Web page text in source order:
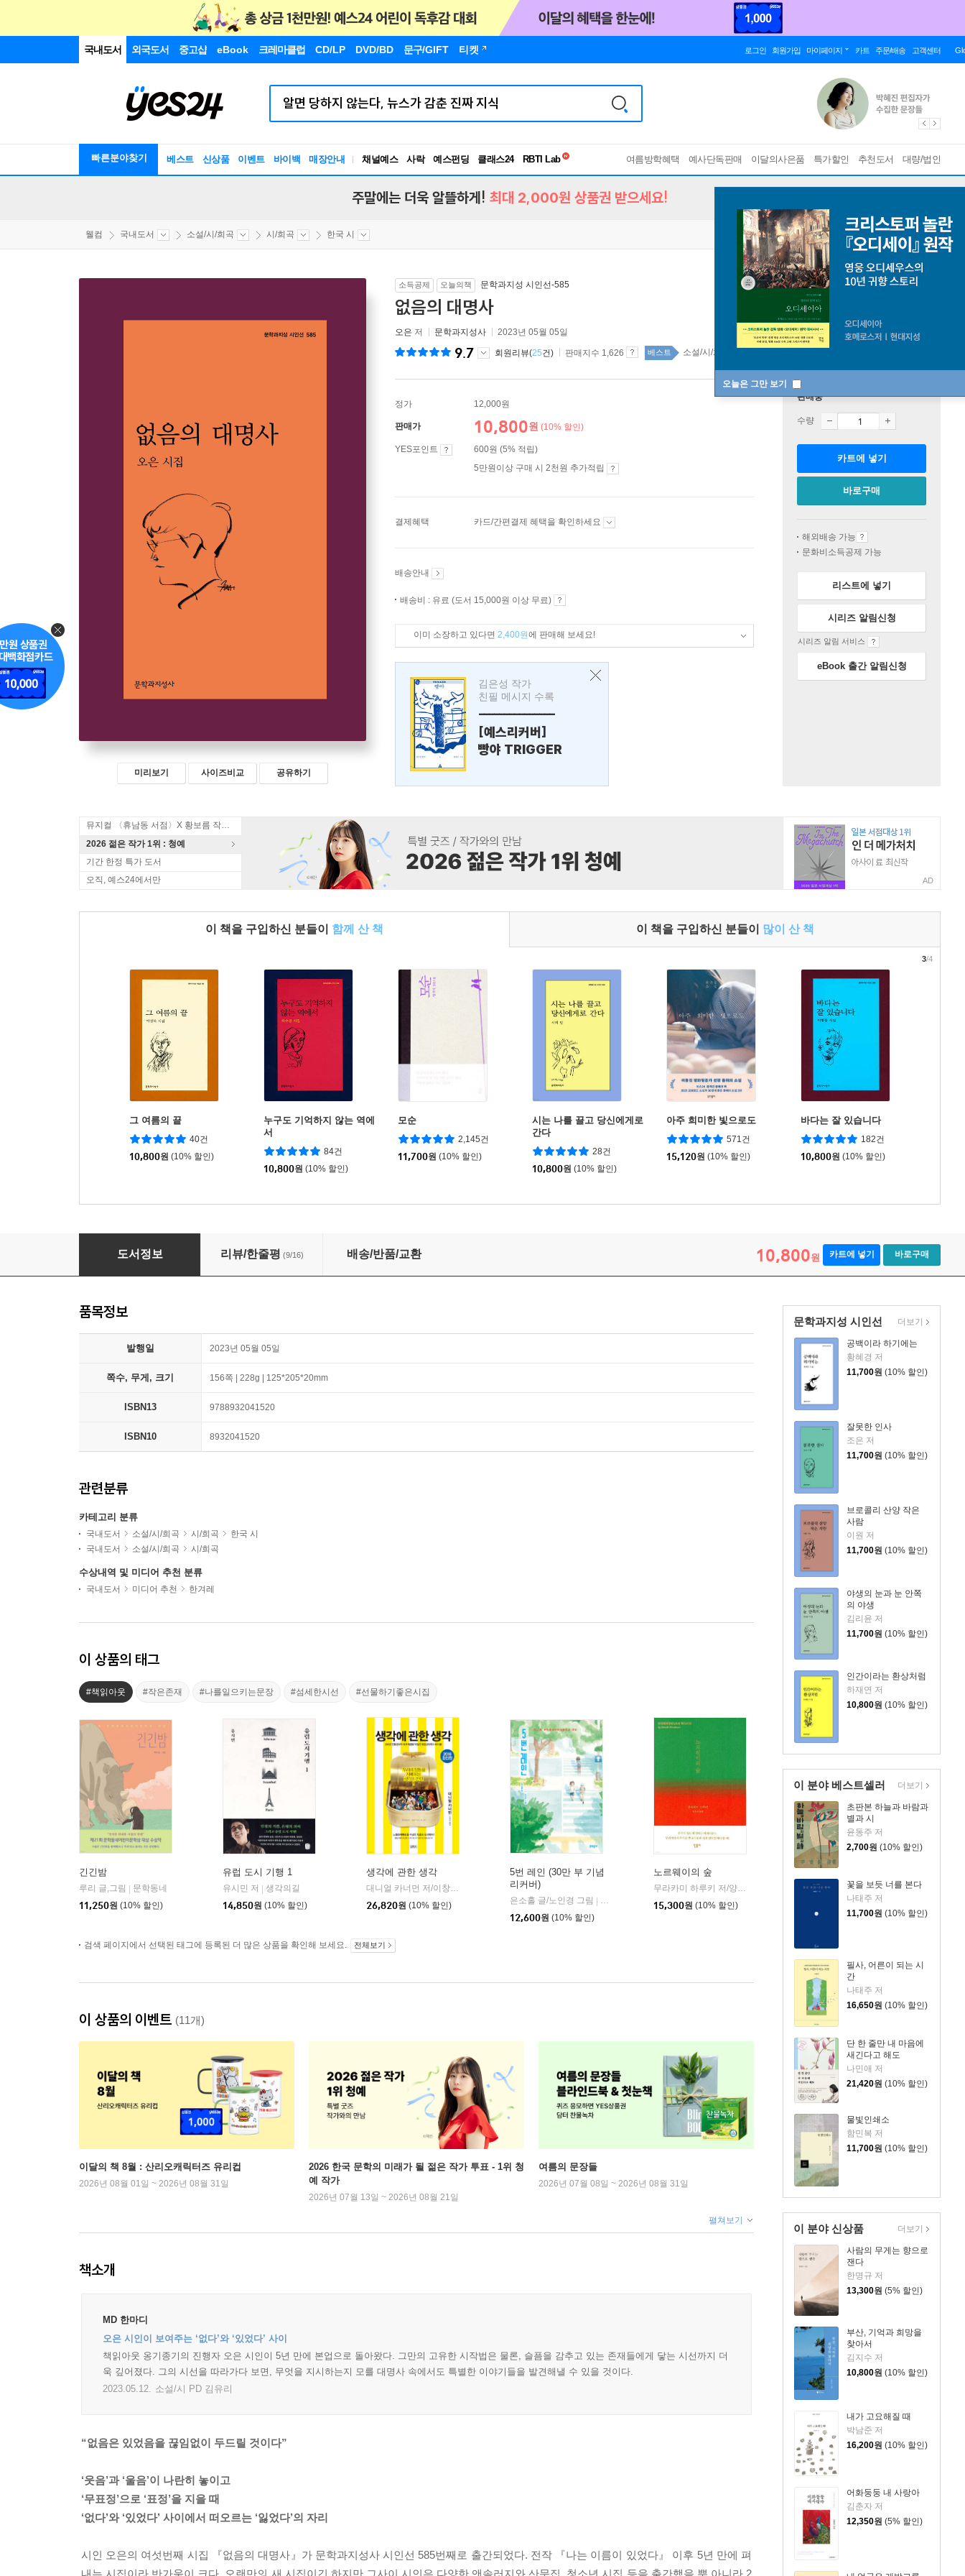
국내도서 외국도서 중고샵 eBook 크레마클럽 CD/LP DVD/BD 문구/GIFT 티켓 로그인 회원가입 마이페이지 카트 주문/배송 고객센터
빠른분야찾기 베스트 신상품 이벤트 바이백 매장안내 채널예스 사락 예스펀딩 클래스24
RBTI Lab
독서유형검사
여름방학혜택 예사단독판매 이달의사은품 특가할인 추천도서 대량/법인
오늘은 그만 보기
주말에는 더욱 알뜰하게! 최대 2,000원 상품권 받으세요!
웰컴 국내도서 소설/시/희곡 시/희곡 한국 시
미리보기 사이즈비교 공유하기
소득공제 오늘의책 문학과지성 시인선-585
없음의 대명사
오은 저 문학과지성사 2023년 05월 05일
9.7 회원리뷰(25건) 판매지수 1,626 베스트 소설/시/희곡 top20 1주
정가 12,000원
판매가 10,800원 (10% 할인)
YES포인트
600원 (5% 적립)
5만원이상 구매 시 2천원 추가적립
결제혜택 카드/간편결제 혜택을 확인하세요
배송안내
배송비 : 유료 (도서 15,000원 이상 무료)
이미 소장하고 있다면 2,400원에 판매해 보세요!
김은성 작가
친필 메시지 수록
---------------
[예스리커버]
빵야 TRIGGER
판매중
수량
카트에 넣기
바로구매
해외배송 가능
문화비소득공제 가능
리스트에 넣기
시리즈 알림신청
시리즈 알림 서비스
eBook 출간 알림신청
뮤지컬 〈휴남동 서점〉X 황보름 작가 북토크
2026 젊은 작가 1위 : 청예
기간 한정 특가 도서
오직, 예스24에서만
AD
이 책을 구입하신 분들이 함께 산 책 이 책을 구입하신 분들이 많이 산 책
그 여름의 끝
40건
10,800원 (10% 할인)
누구도 기억하지 않는 역에
서
84건
10,800원 (10% 할인)
모순
2,145건
11,700원 (10% 할인)
시는 나를 끌고 당신에게로
간다
28건
10,800원 (10% 할인)
아주 희미한 빛으로도
571건
15,120원 (10% 할인)
바다는 잘 있습니다
182건
10,800원 (10% 할인)
3/4
없음의 대명사
도서정보 리뷰/한줄평 (9/16) 배송/반품/교환 10,800원 카트에 넣기 바로구매
문학과지성 시인선
공백이라 하기에는
황혜경 저
11,700원 (10% 할인)
잘못한 인사
조은 저
11,700원 (10% 할인)
브로콜리 산양 작은
사람
이원 저
11,700원 (10% 할인)
야생의 눈과 눈 안쪽
의 야생
김리윤 저
11,700원 (10% 할인)
인간이라는 환상처럼
하재연 저
10,800원 (10% 할인)
더보기
이 분야 베스트셀러
초판본 하늘과 바람과
별과 시
윤동주 저
2,700원 (10% 할인)
꽃을 보듯 너를 본다
나태주 저
11,700원 (10% 할인)
필사, 어른이 되는 시
간
나태주 저
16,650원 (10% 할인)
단 한 줄만 내 마음에
새긴다고 해도
나민애 저
21,420원 (10% 할인)
물빛인쇄소
함민복 저
11,700원 (10% 할인)
더보기
이 분야 신상품
사람의 무게는 향으로
잰다
한명규 저
13,300원 (5% 할인)
부산, 기억과 희망을
찾아서
김지수 저
10,800원 (10% 할인)
내가 고요해질 때
박남준 저
16,200원 (10% 할인)
어화둥둥 내 사랑아
김춘자 저
12,350원 (5% 할인)
더보기
품목정보
발행일 2023년 05월 05일
쪽수, 무게, 크기 156쪽 | 228g | 125*205*20mm
ISBN13 9788932041520
ISBN10 8932041520
관련분류
카테고리 분류
국내도서 소설/시/희곡 시/희곡
한국 시
국내도서
소설/시/희곡 시/희곡
수상내역 및 미디어 추천 분류
국내도서 미디어 추천 한겨레
이 상품의 태그
#책읽아웃 #작은존재 #나를일으키는문장 #섬세한시선 #선물하기좋은시집
긴긴밤
루리 글,그림
문학동네
11,250원 (10% 할인)
유럽 도시 기행 1
유시민 저
생각의길
14,850원 (10% 할인)
생각에 관한 생각
대니얼 카너먼 저/이창신 역
26,820원 (10% 할인)
5번 레인 (30만 부 기념
리커버)
은소홀 글/노인경 그림
문학동네
12,600원 (10% 할인)
노르웨이의 숲
무라카미 하루키 저/양억관 역
15,300원 (10% 할인)
검색 페이지에서 선택된 태그에 등록된 더 많은 상품을 확인해 보세요. 전체보기
이 상품의 이벤트 (11개)
이달의 책 8월 : 산리오캐릭터즈 유리컵
2026년 08월 01일 ~ 2026년 08월 31일
2026 한국 문학의 미래가 될 젊은 작가 투표 - 1위 청
예 작가
2026년 07월 13일 ~ 2026년 08월 21일
여름의 문장들
2026년 07월 08일 ~ 2026년 08월 31일
펼쳐보기
책소개
MD 한마디
오은 시인이 보여주는 ‘없다’와 ‘있었다’ 사이
책읽아웃 옹기종기의 진행자 오은 시인이 5년 만에 본업으로 돌아왔다. 그만의 고유한 시작법은 물론, 슬픔을 감추고 있는 존재들에게 닿는 시선까지 더
욱 깊어졌다. 그의 시선을 따라가다 보면, 무엇을 지시하는지 모를 대명사 속에서도 특별한 이야기들을 발견해낼 수 있을 것이다.
2023.05.12. 소설/시 PD 김유리
“없음은 있었음을 끊임없이 두드릴 것이다”
‘웃음’과 ‘울음’이 나란히 놓이고
‘무표정’으로 ‘표정’을 지을 때
‘없다’와 ‘있었다’ 사이에서 떠오르는 ‘잃었다’의 자리
시인 오은의 여섯번째 시집 『없음의 대명사』가 문학과지성사 시인선 585번째로 출간되었다. 전작 『나는 이름이 있었다』 이후 5년 만에 펴